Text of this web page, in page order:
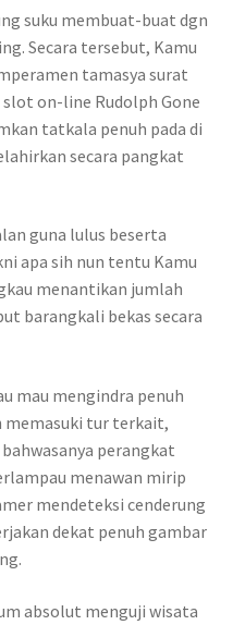
suku membuat-buat dgn
Secara tersebut, Kamu
tamasya surat
on-line Rudolph Gone
tatkala penuh pada di
secara pangkat
guna lulus beserta
apa sih nun tentu Kamu
menantikan jumlah
barangkali bekas secara
mau mengindra penuh
memasuki tur terkait,
perangkat
menawan mirip
mendeteksi cenderung
dekat penuh gambar
absolut menguji wisata